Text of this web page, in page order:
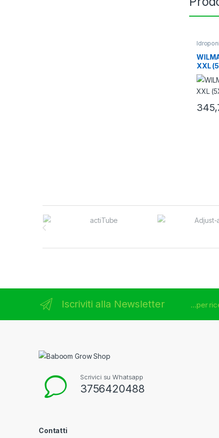
XXL
Brands Carousel
Iscriviti alla Newsletter ...per
Scrivici su Whatsapp
3756420488
Contatti